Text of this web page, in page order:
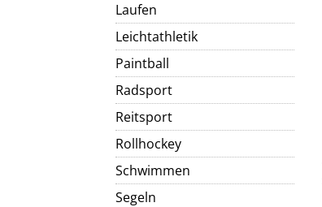
Laufen
Leichtathletik
Paintball
Radsport
Reitsport
Rollhockey
Schwimmen
Segeln